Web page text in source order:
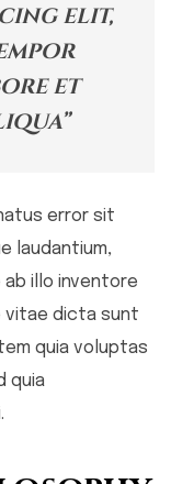
elit,
et
error sit
laudantium,
ab illo inventore
dicta sunt
quia voluptas
quia